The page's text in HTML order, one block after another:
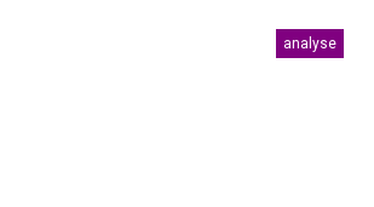
analyse